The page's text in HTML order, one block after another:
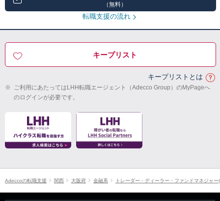
（無料）
転職支援の流れ
キープリスト
キープリストとは
※ ご利用にあたってはLHH転職エージェント（Adecco Group）のMyPageへ
のログインが必要です。
Adeccoの転職支援 関西 大阪府 金融系 トレーダー・ディーラー・ファンドマネジャー